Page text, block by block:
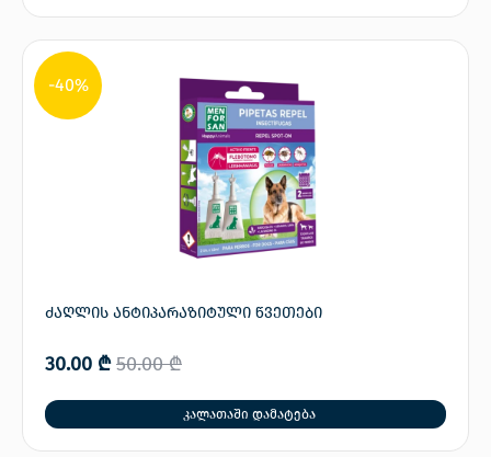
-40%
ძაღლის ანტიპარაზიტული წვეთები
50.00₾
30.00 ₾
კალათაში დამატება